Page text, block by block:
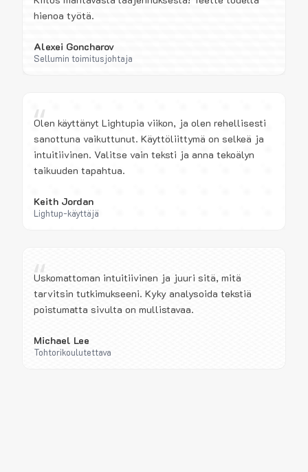
hienoa työtä.
Alexei Goncharov
Sellumin toimitusjohtaja
“
Olen käyttänyt Lightupia viikon, ja olen rehellisesti
sanottuna vaikuttunut. Käyttöliittymä on selkeä ja
intuitiivinen. Valitse vain teksti ja anna tekoälyn
taikuuden tapahtua.
Keith Jordan
Lightup-käyttäjä
“
Uskomattoman intuitiivinen ja juuri sitä, mitä
tarvitsin tutkimukseeni. Kyky analysoida tekstiä
poistumatta sivulta on mullistavaa.
Michael Lee
Tohtorikoulutettava